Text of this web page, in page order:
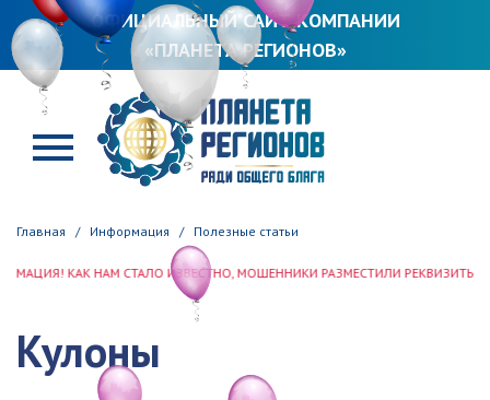
ОФИЦИАЛЬНЫЙ САЙТ КОМПАНИИ
«ПЛАНЕТА РЕГИОНОВ»
ПЛАНЕТА РЕГИОНОВ
Главная Информация Полезные статьи
КАК НАМ СТАЛО ИЗВЕСТНО, МОШЕННИКИ РАЗМЕСТИЛИ РЕКВИЗИТЫ ООО
Кулоны